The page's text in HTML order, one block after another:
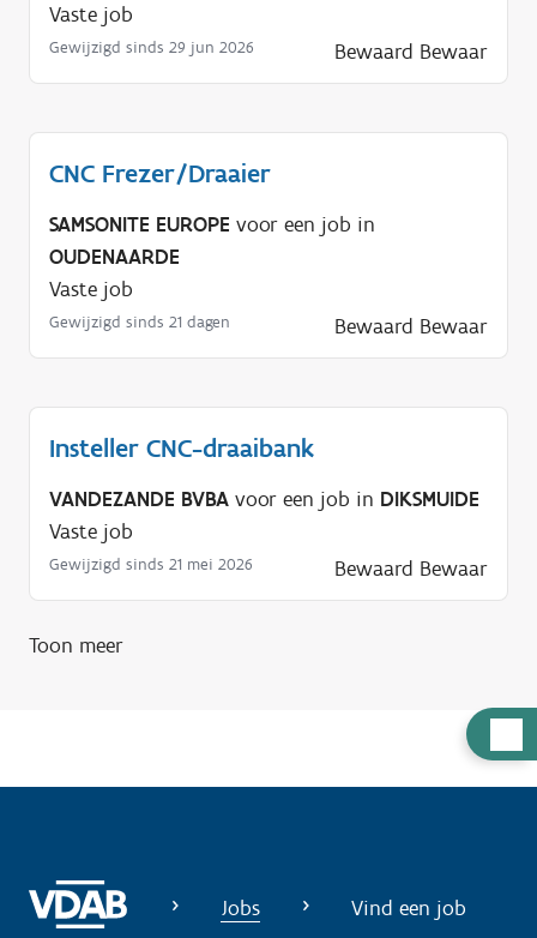
u
l
Vaste job
Gewijzigd sinds 29 jun 2026 Bewaard Bewaar
CNC Frezer/Draaier
SAMSONITE EUROPE voor een job in
OUDENAARDE
Vaste job
Gewijzigd sinds 21 dagen Bewaard Bewaar
Insteller CNC-draaibank
VANDEZANDE BVBA voor een job in DIKSMUIDE
Vaste job
Gewijzigd sinds 21 mei 2026 Bewaard Bewaar
Toon meer
Jobs Vind een job